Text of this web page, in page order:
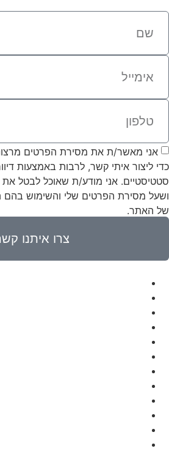
אני מאשר/ת את מסירת הפרטים
כדי ליצור איתי קשר, לרבות באמצעות
סטטיסטיים. אני מודע/ת שאוכל לבטל
ושעל מסירת הפרטים שלי והשימוש בהם
של האתר.
צרו איתנו